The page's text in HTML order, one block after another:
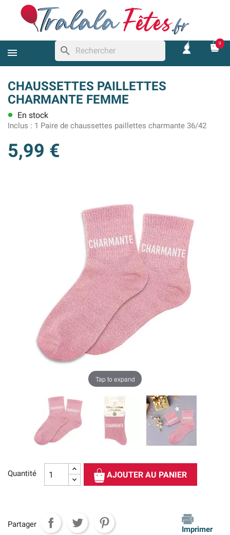
search
0
CHAUSSETTES PAILLETTES
CHARMANTE FEMME
lens En stock
Inclus : 1 Paire de chaussettes paillettes charmante 36/42
5,99 €
Tap to expand
Quantité AJOUTER AU PANIER
Partager
Imprimer